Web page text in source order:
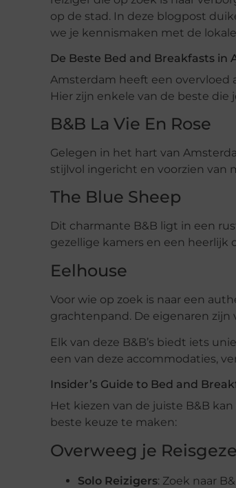
op de stad. In deze blogpost
we je kennismaken met de
De Beste Bed and Breakfasts in
Amsterdam heeft een overvloed
Hier zijn enkele van de beste die
B&B La Vie En Rose
Gelegen in het hart van
stijlvol ingericht en voorzien van
The Blue Sheep
Dit charmante B&B ligt in een
gezellige kamers en een heerlijk
Eelhouse
Voor wie op zoek is naar een
grachtenpand. De eigenaren
Elk van deze B&B’s biedt iets
een van deze accommodaties,
Insider’s Guide to Bed and
Het kiezen van de juiste B&B
beste keuze te maken:
Overweeg je
Solo Reizigers: Zoek naar